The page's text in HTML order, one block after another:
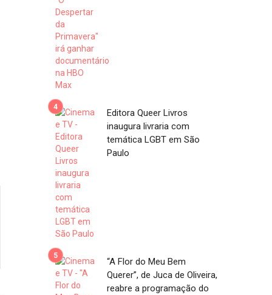
Editora Queer Livros
inaugura livraria com
temática LGBT em São
Paulo
“A Flor do Meu Bem
Querer”, de Juca de Oliveira,
reabre a programação do